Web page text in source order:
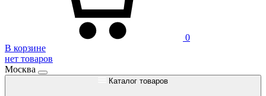
0
В корзине
нет товаров
Москва
Каталог товаров